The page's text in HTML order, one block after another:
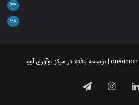
۴۴
۲۸
dnaunion | توسعه یافته در مرکز نوآوری آوو
لینکدیناینستاگرامتلگرام